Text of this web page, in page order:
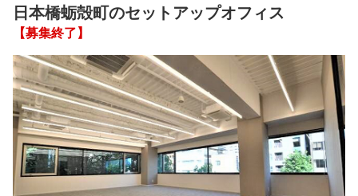
日本橋蛎殻町のセットアップオフィス
【募集終了】